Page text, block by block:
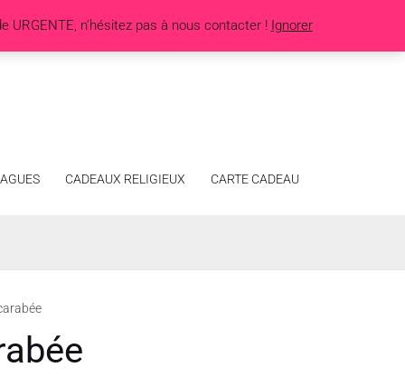
URGENTE, n'hésitez pas à nous contacter ! Ignorer
CADEAUX RELIGIEUX CARTE CADEAU